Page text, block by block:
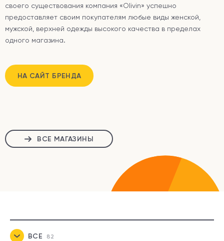
своего существования компания «Olivin» успешно
предоставляет своим покупателям любые виды женской,
мужской, верхней одежды высокого качества в пределах
одного магазина.
НА САЙТ БРЕНДА
ВСЕ МАГАЗИНЫ
ВСЕ 82